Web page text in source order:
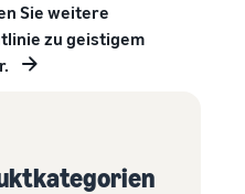
Sie weitere
zu geistigem